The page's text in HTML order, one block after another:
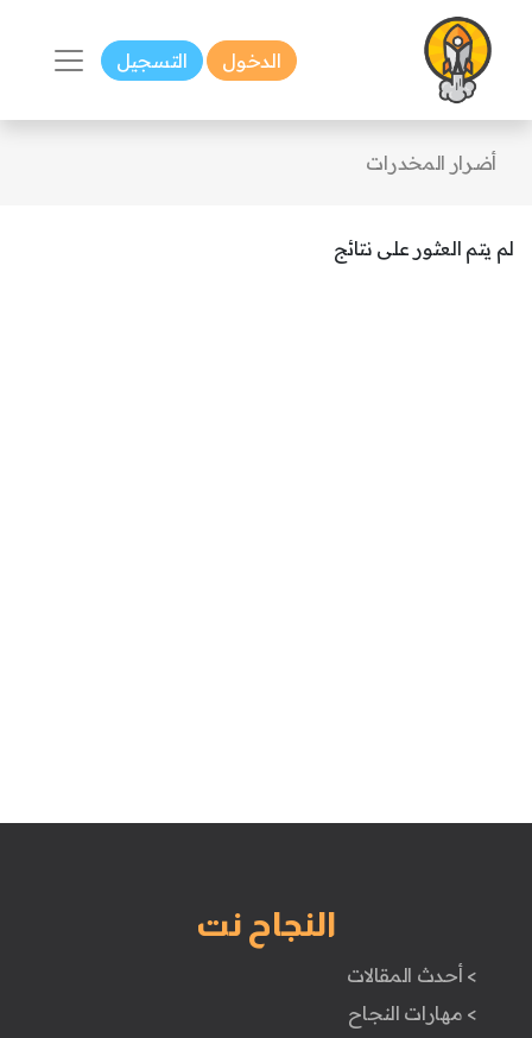
الدخول التسجيل
أضرار المخدرات
لم يتم العثور على نتائج
النجاح نت
> أحدث المقالات
> مهارات النجاح